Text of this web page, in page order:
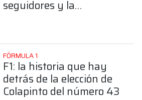
seguidores y la
FÓRMULA 1
F1: la historia que hay
detrás de la elección de
Colapinto del número 43